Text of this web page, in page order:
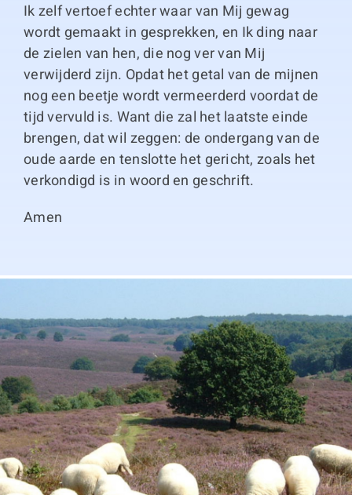
Ik zelf vertoef echter waar van Mij gewag
wordt gemaakt in gesprekken, en Ik ding naar
de zielen van hen, die nog ver van Mij
verwijderd zijn. Opdat het getal van de mijnen
nog een beetje wordt vermeerderd voordat de
tijd vervuld is. Want die zal het laatste einde
brengen, dat wil zeggen: de ondergang van de
oude aarde en tenslotte het gericht, zoals het
verkondigd is in woord en geschrift.
Amen